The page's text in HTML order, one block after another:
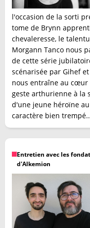
l'occasion de la sorti
tome de Brynn
chevaleresse, le
Morgann Tanco nous
de cette série
scénarisée par Gihef
nous entraîne au cœur
geste arthurienne à la
d'une jeune héroïne au
caractère bien
Entretien avec les
d'Alkemion